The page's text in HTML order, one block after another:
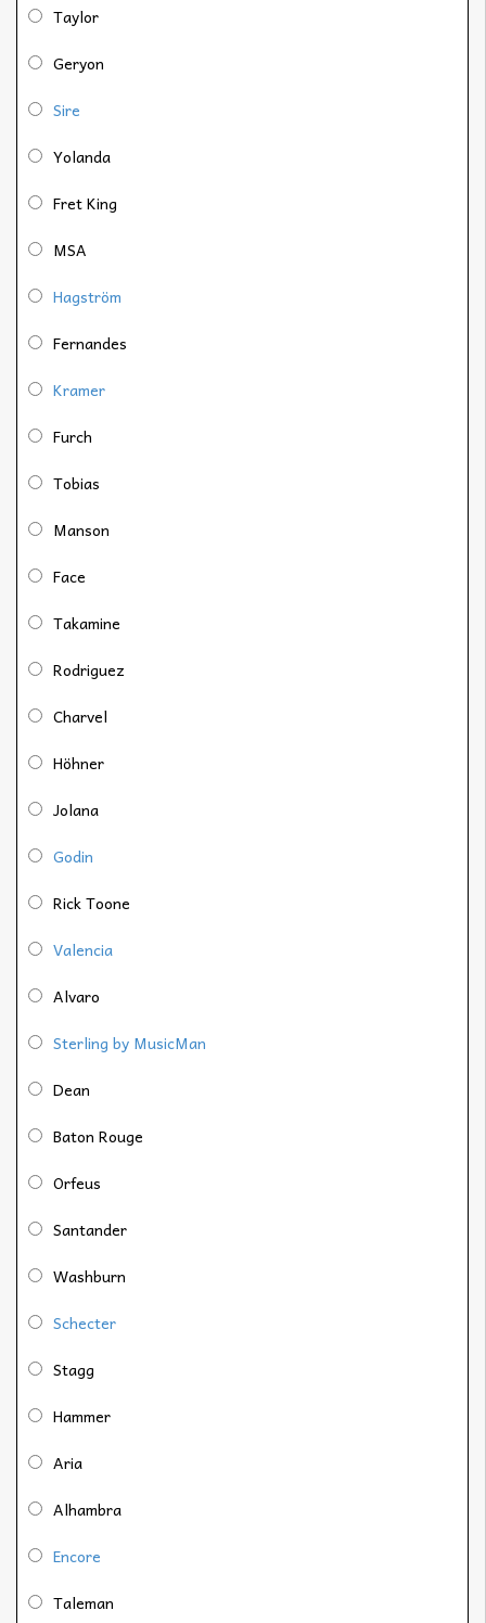
Taylor
Geryon
Sire
Yolanda
Fret King
MSA
Hagström
Fernandes
Kramer
Furch
Tobias
Manson
Face
Takamine
Rodriguez
Charvel
Höhner
Jolana
Godin
Rick Toone
Valencia
Alvaro
Sterling by MusicMan
Dean
Baton Rouge
Orfeus
Santander
Washburn
Schecter
Stagg
Hammer
Aria
Alhambra
Encore
Taleman